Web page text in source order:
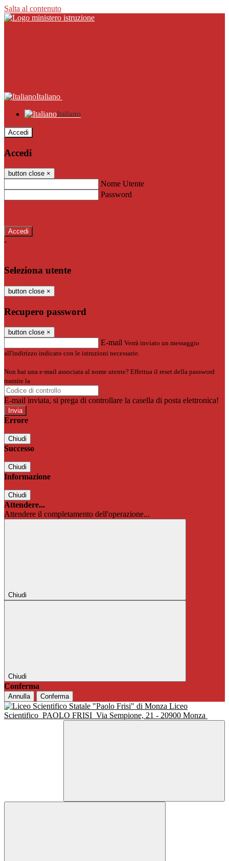
Salta al contenuto
Italiano
Italiano
Accedi
Accedi
button close ×
Nome Utente
Password
-
Seleziona utente
button close ×
Recupero password
button close ×
E-mail Verrà inviato un messaggio
all'indirizzo indicato con le istruzioni necessarie.
Non hai una e-mail associata al nome utente? Effettua il reset della password
tramite la
E-mail inviata, si prega di controllare la casella di posta elettronica!
Errore
Chiudi
Successo
Chiudi
Informazione
Chiudi
Attendere...
Attendere il completamento dell'operazione...
Chiudi
Chiudi
Conferma
Annulla Conferma
Liceo
Scientifico PAOLO FRISI Via Sempione, 21 - 20900 Monza